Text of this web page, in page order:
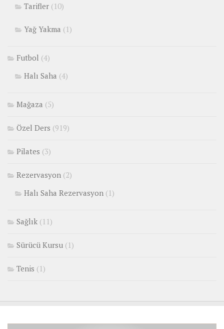
Tarifler (10)
Yağ Yakma (1)
Futbol (4)
Halı Saha (4)
Mağaza (5)
Özel Ders (919)
Pilates (3)
Rezervasyon (2)
Halı Saha Rezervasyon (1)
Sağlık (11)
Sürücü Kursu (1)
Tenis (1)